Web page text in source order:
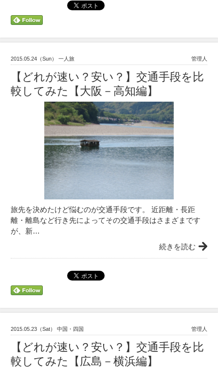
2015.05.24（Sun） 一人旅 管理人
【どれが速い？安い？】交通手段を比
較してみた【大阪－高知編】
旅先を決めたけど悩むのが交通手段です。 近距離・長距
離・離島など行き先によってその交通手段はさまざまです
が、新…
続きを読む
2015.05.23（Sat） 中国・四国 管理人
【どれが速い？安い？】交通手段を比
較してみた【広島－横浜編】